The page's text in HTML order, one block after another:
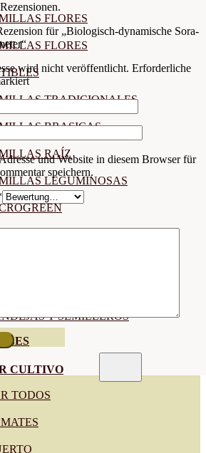
FLORES
FLORES
TRADICIONALES
BRASICAS
RAÍZ
LEGUMINOSAS
Y SEMILLEROS
CULTIVO
TODOS
für „Biologisch-dynamische Sora-
wird nicht veröffentlicht. Erforderliche
und Website in diesem Browser für
speichern.